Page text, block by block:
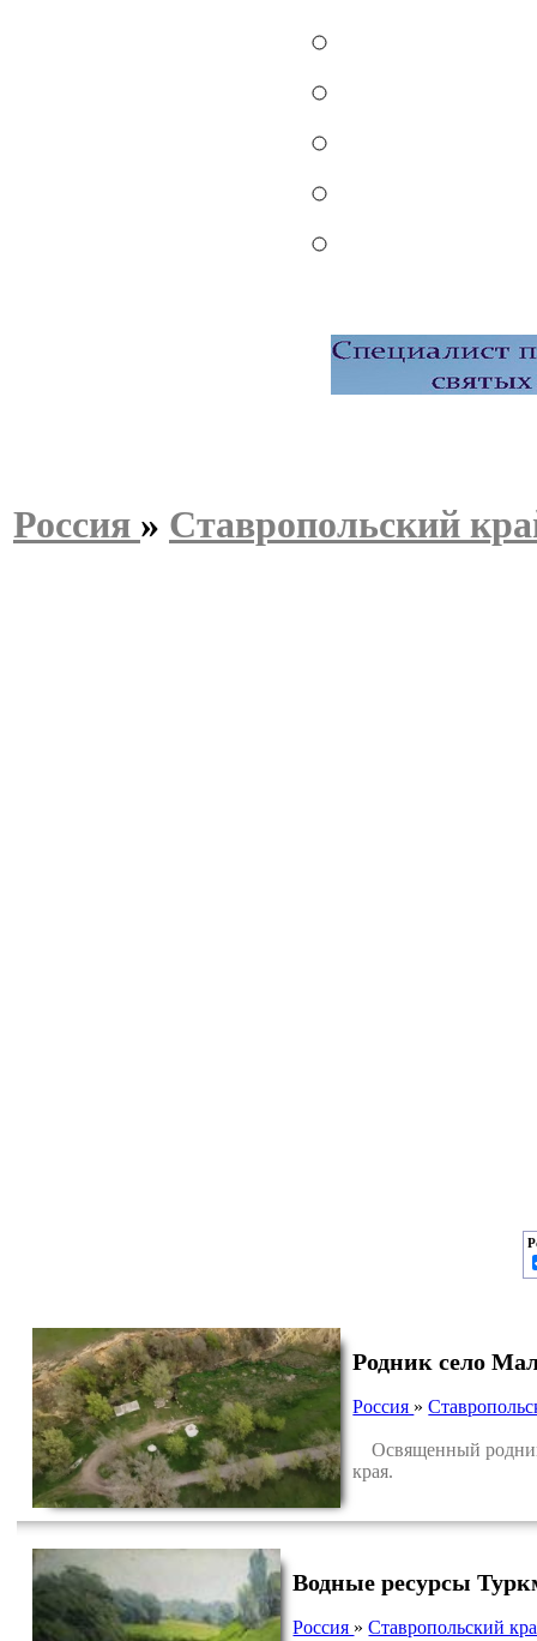
Россия » Ставропольский
Родник село
Россия »
Освященный родник
края.
Водные ресурсы
Россия »Ставропольский